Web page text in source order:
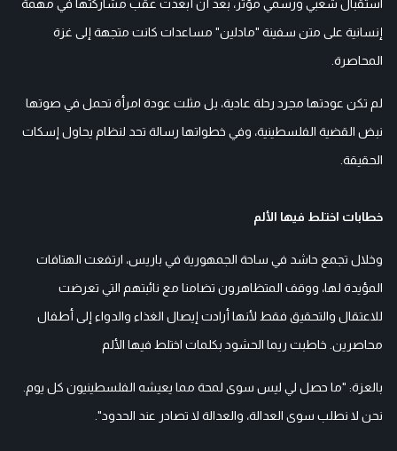
استقبال شعبي ورسمي مؤثر، بعد أن أبعدت عقب مشاركتها في مهمة
إنسانية على متن سفينة "مادلين" مساعدات كانت متجهة إلى غزة
المحاصرة.
لم تكن عودتها مجرد رحلة عادية، بل مثلت عودة امرأة تحمل في صوتها
نبض القضية الفلسطينية، وفي خطواتها رسالة تحد لنظام يحاول إسكات
الحقيقة.
خطابات اختلط فيها الألم
وخلال تجمع حاشد في ساحة الجمهورية في باريس، ارتفعت الهتافات
المؤيدة لها، ووقف المتظاهرون تضامنا مع نائبتهم التي تعرضت
للاعتقال والتحقيق فقط لأنها أرادت إيصال الغذاء والدواء إلى أطفال
محاصرين. خاطبت ريما الحشود بكلمات اختلط فيها الألم
بالعزة: "ما حصل لي ليس سوى لمحة مما يعيشه الفلسطينيون كل يوم.
نحن لا نطلب سوى العدالة، والعدالة لا تصادر عند الحدود".